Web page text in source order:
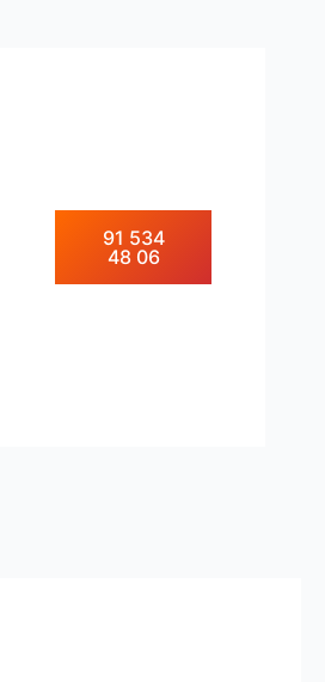
91 534
48 06